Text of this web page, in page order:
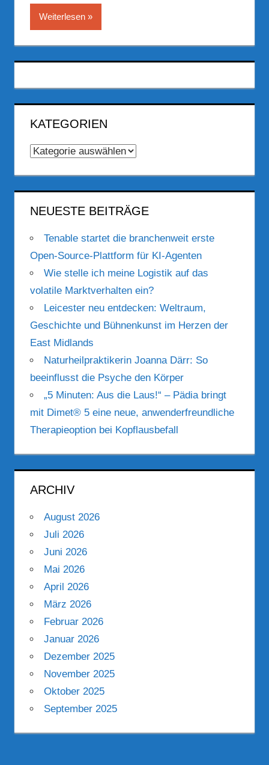
Weiterlesen
KATEGORIEN
Kategorien
NEUESTE BEITRÄGE
Tenable startet die branchenweit erste
Open-Source-Plattform für KI-Agenten
Wie stelle ich meine Logistik auf das
volatile Marktverhalten ein?
Leicester neu entdecken: Weltraum,
Geschichte und Bühnenkunst im Herzen der
East Midlands
Naturheilpraktikerin Joanna Därr: So
beeinflusst die Psyche den Körper
„5 Minuten: Aus die Laus!“ – Pädia bringt
mit Dimet® 5 eine neue, anwenderfreundliche
Therapieoption bei Kopflausbefall
ARCHIV
August 2026
Juli 2026
Juni 2026
Mai 2026
April 2026
März 2026
Februar 2026
Januar 2026
Dezember 2025
November 2025
Oktober 2025
September 2025